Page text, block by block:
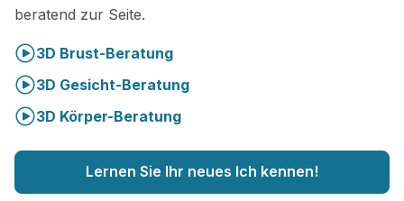
beratend zur Seite.
3D Brust-Beratung
3D Gesicht-Beratung
3D Körper-Beratung
Lernen Sie Ihr neues Ich kennen!